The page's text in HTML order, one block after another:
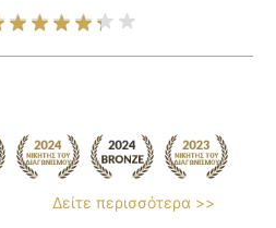
Δείτε περισσότερα >>